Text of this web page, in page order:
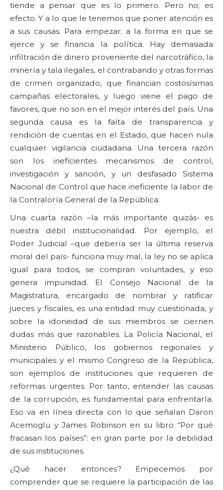
tiende a pensar que es lo primero. Pero no; es
efecto. Y a lo que le tenemos que poner atención es
a sus causas. Para empezar: a la forma en que se
ejerce y se financia la política. Hay demasiada
infiltración de dinero proveniente del narcotráfico, la
minería y tala ilegales, el contrabando y otras formas
de crimen organizado, que financian costosísimas
campañas electorales, y luego viene el pago de
favores, que no son en el mejor interés del país. Una
segunda causa es la falta de transparencia y
rendición de cuentas en el Estado, que hacen nula
cualquier vigilancia ciudadana. Una tercera razón
son los ineficientes mecanismos de control,
investigación y sanción, y un desfasado Sistema
Nacional de Control que hace ineficiente la labor de
la Contraloría General de la República.
Una cuarta razón –la más importante quizás- es
nuestra débil institucionalidad. Por ejemplo, el
Poder Judicial –que debería ser la última reserva
moral del país- funciona muy mal, la ley no se aplica
igual para todos, se compran voluntades, y eso
genera impunidad. El Consejo Nacional de la
Magistratura, encargado de nombrar y ratificar
jueces y fiscales, es una entidad muy cuestionada, y
sobre la idoneidad de sus miembros se ciernen
dudas más que razonables. La Policía Nacional, el
Ministerio Público, los gobiernos regionales y
municipales y el mismo Congreso de la República,
son ejemplos de instituciones que requieren de
reformas urgentes. Por tanto, entender las causas
de la corrupción, es fundamental para enfrentarla.
Eso va en línea directa con lo que señalan Daron
Acemoglu y James Robinson en su libro “Por qué
fracasan los países”: en gran parte por la debilidad
de sus instituciones.
¿Qué hacer entonces? Empecemos por
comprender que se requiere la participación de las